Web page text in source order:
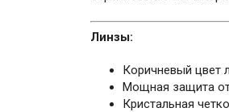
Линзы:
Коричневый цвет
Мощная защита
Кристальная